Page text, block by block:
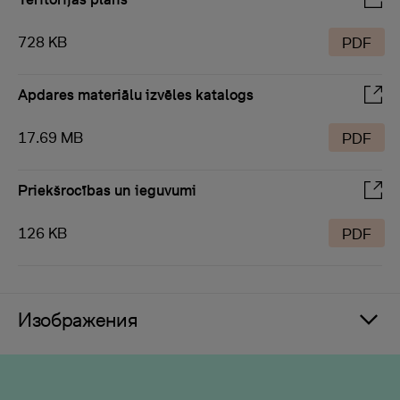
728 KB PDF
Apdares materiālu izvēles katalogs
17.69 MB PDF
Priekšrocības un ieguvumi
126 KB PDF
Изображения